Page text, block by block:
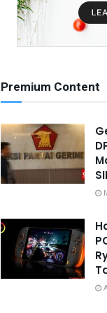
Premium Content